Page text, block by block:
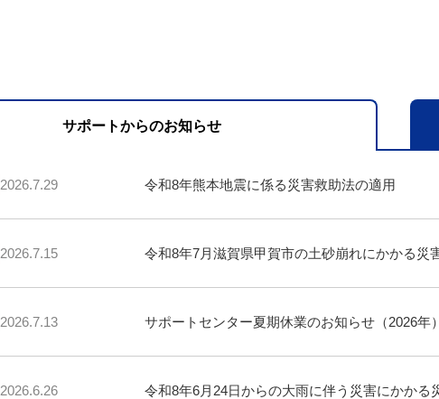
サポートからのお知らせ
2026.7.29 令和8年熊本地震に係る災害救助法の適用
2026.7.15 令和8年7月滋賀県甲賀市の土砂崩れにかかる災
2026.7.13 サポートセンター夏期休業のお知らせ（2026年）
2026.6.26 令和8年6月24日からの大雨に伴う災害にかかる